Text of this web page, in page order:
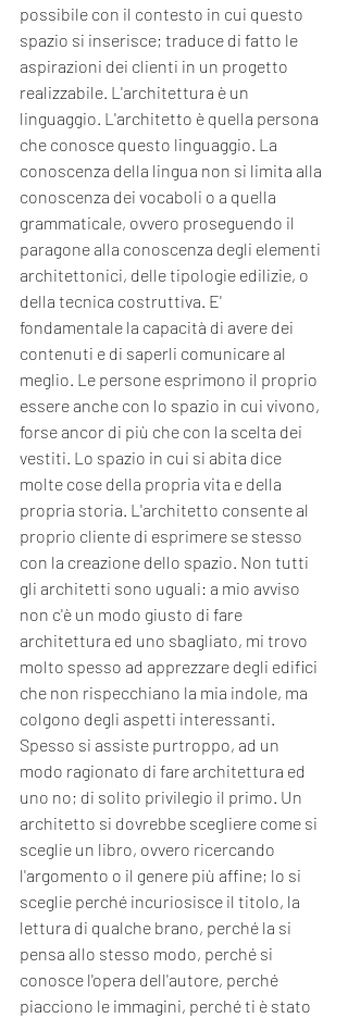
possibile con il contesto in cui questo
spazio si inserisce; traduce di fatto le
aspirazioni dei clienti in un progetto
realizzabile. L'architettura è un
linguaggio. L'architetto è quella persona
che conosce questo linguaggio. La
conoscenza della lingua non si limita alla
conoscenza dei vocaboli o a quella
grammaticale, ovvero proseguendo il
paragone alla conoscenza degli elementi
architettonici, delle tipologie edilizie, o
della tecnica costruttiva. E'
fondamentale la capacità di avere dei
contenuti e di saperli comunicare al
meglio. Le persone esprimono il proprio
essere anche con lo spazio in cui vivono,
forse ancor di più che con la scelta dei
vestiti. Lo spazio in cui si abita dice
molte cose della propria vita e della
propria storia. L'architetto consente al
proprio cliente di esprimere se stesso
con la creazione dello spazio. Non tutti
gli architetti sono uguali: a mio avviso
non c'è un modo giusto di fare
architettura ed uno sbagliato, mi trovo
molto spesso ad apprezzare degli edifici
che non rispecchiano la mia indole, ma
colgono degli aspetti interessanti.
Spesso si assiste purtroppo, ad un
modo ragionato di fare architettura ed
uno no; di solito privilegio il primo. Un
architetto si dovrebbe scegliere come si
sceglie un libro, ovvero ricercando
l'argomento o il genere più affine; lo si
sceglie perché incuriosisce il titolo, la
lettura di qualche brano, perché la si
pensa allo stesso modo, perché si
conosce l'opera dell'autore, perché
piacciono le immagini, perché ti è stato